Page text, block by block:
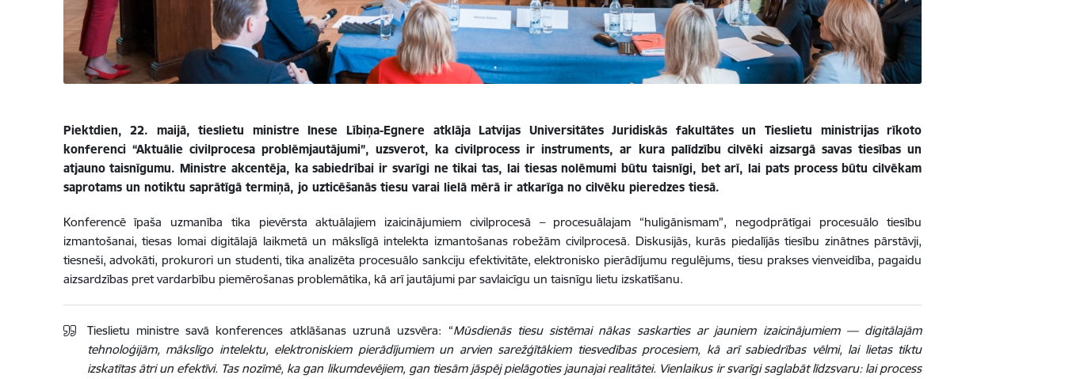
Piektdien, 22. maijā, tieslietu ministre Inese Lībiņa-Egnere atklāja Latvijas Universitātes Juridiskās fakultātes un Tieslietu ministrijas rīkoto
konferenci “Aktuālie civilprocesa problēmjautājumi”, uzsverot, ka civilprocess ir instruments, ar kura palīdzību cilvēki aizsargā savas tiesības un
atjauno taisnīgumu. Ministre akcentēja, ka sabiedrībai ir svarīgi ne tikai tas, lai tiesas nolēmumi būtu taisnīgi, bet arī, lai pats process būtu cilvēkam
saprotams un notiktu saprātīgā termiņā, jo uzticēšanās tiesu varai lielā mērā ir atkarīga no cilvēku pieredzes tiesā.
Konferencē īpaša uzmanība tika pievērsta aktuālajiem izaicinājumiem civilprocesā – procesuālajam “huligānismam”, negodprātīgai procesuālo tiesību
izmantošanai, tiesas lomai digitālajā laikmetā un mākslīgā intelekta izmantošanas robežām civilprocesā. Diskusijās, kurās piedalījās tiesību zinātnes pārstāvji,
tiesneši, advokāti, prokurori un studenti, tika analizēta procesuālo sankciju efektivitāte, elektronisko pierādījumu regulējums, tiesu prakses vienveidība, pagaidu
aizsardzības pret vardarbību piemērošanas problemātika, kā arī jautājumi par savlaicīgu un taisnīgu lietu izskatīšanu.
Tieslietu ministre savā konferences atklāšanas uzrunā uzsvēra: “Mūsdienās tiesu sistēmai nākas saskarties ar jauniem izaicinājumiem — digitālajām
tehnoloģijām, mākslīgo intelektu, elektroniskiem pierādījumiem un arvien sarežģītākiem tiesvedības procesiem, kā arī sabiedrības vēlmi, lai lietas tiktu
izskatītas ātri un efektīvi. Tas nozīmē, ka gan likumdevējiem, gan tiesām jāspēj pielāgoties jaunajai realitātei. Vienlaikus ir svarīgi saglabāt līdzsvaru: lai process